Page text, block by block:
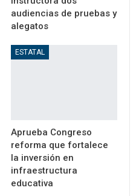
audiencias de pruebas y
alegatos
ESTATAL
Aprueba Congreso
reforma que fortalece
la inversión en
infraestructura
educativa